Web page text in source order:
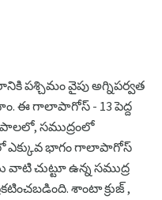
పశ్చిమం వైపు అగ్నిపర్వత
ఈ గాలాపాగోస్ - 13 పెద్ద
సముద్రంలో
ఎక్కువ భాగం గాలాపాగోస్
చుట్టూ ఉన్న సముద్ర
శాంటా క్రుజ్ ,